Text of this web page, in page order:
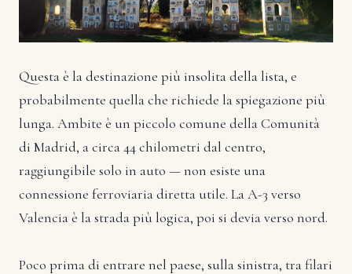
Questa è la destinazione più insolita della lista, e
probabilmente quella che richiede la spiegazione più
lunga. Ambite è un piccolo comune della Comunità
di Madrid, a circa 44 chilometri dal centro,
raggiungibile solo in auto — non esiste una
connessione ferroviaria diretta utile. La A-3 verso
Valencia è la strada più logica, poi si devia verso nord.
Poco prima di entrare nel paese, sulla sinistra, tra filari